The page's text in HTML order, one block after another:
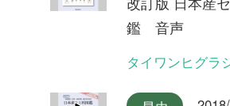
オキナワヒメハルゼミ
昆虫 2018/07/06
改訂版 日本産セミ科図